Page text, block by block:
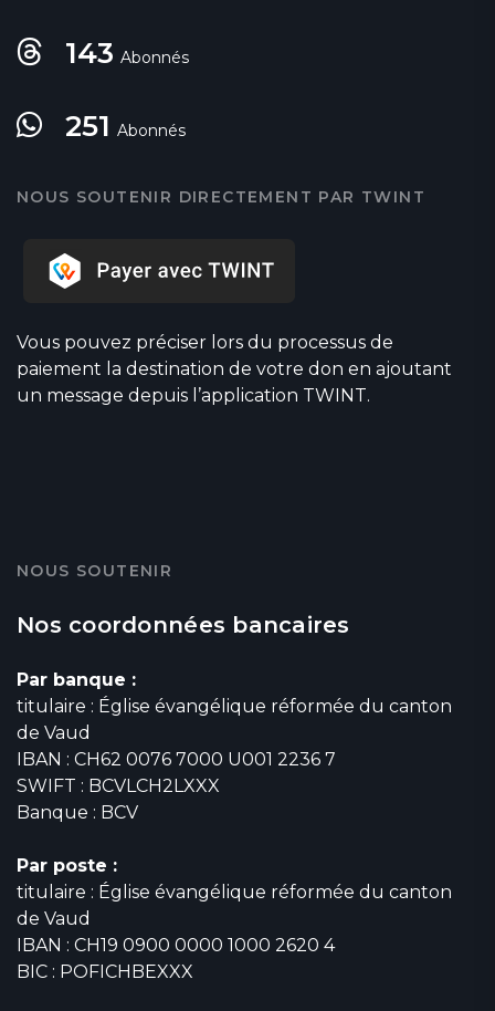
143 Abonnés
251 Abonnés
NOUS SOUTENIR DIRECTEMENT PAR TWINT
Vous pouvez préciser lors du processus de
paiement la destination de votre don en ajoutant
un message depuis l’application TWINT.
NOUS SOUTENIR
Nos coordonnées bancaires
Par banque :
titulaire : Église évangélique réformée du canton
de Vaud
IBAN : CH62 0076 7000 U001 2236 7
SWIFT : BCVLCH2LXXX
Banque : BCV
Par poste :
titulaire : Église évangélique réformée du canton
de Vaud
IBAN : CH19 0900 0000 1000 2620 4
BIC : POFICHBEXXX